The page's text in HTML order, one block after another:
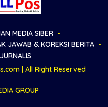
MEDIA SIBER
JAWAB & KOREKSI BERITA
| All Right Reserved
GROUP